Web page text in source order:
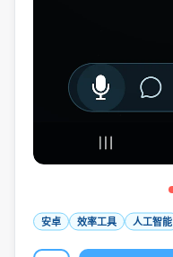
安卓 效率工具 人工智能